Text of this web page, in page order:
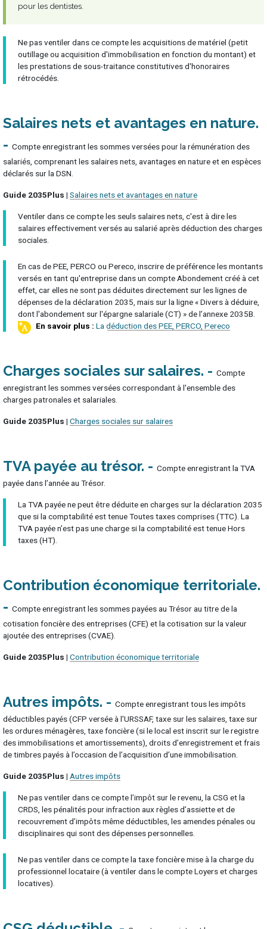
pour les dentistes.
Ne pas ventiler dans ce compte les acquisitions de matériel (petit
outillage ou acquisition d'immobilisation en fonction du montant) et
les prestations de sous-traitance constitutives d'honoraires
rétrocédés.
Salaires nets et avantages en nature
Compte enregistrant les sommes versées pour la rémunération des
salariés, comprenant les salaires nets, avantages en nature et en espèces
déclarés sur la DSN.
Guide 2035Plus | Salaires nets et avantages en nature
Ventiler dans ce compte les seuls salaires nets, c'est à dire les
salaires effectivement versés au salarié après déduction des charges
sociales.
En cas de PEE, PERCO ou Pereco, inscrire de préférence les montants
versés en tant qu'entreprise dans un compte Abondement créé à cet
effet, car elles ne sont pas déduites directement sur les lignes de
dépenses de la déclaration 2035, mais sur la ligne « Divers à déduire,
dont l'abondement sur l'épargne salariale (CT) » de l’annexe 2035B.
La déduction des PEE, PERCO, Pereco
Charges sociales sur salaires
Compte
enregistrant les sommes versées correspondant à l'ensemble des
charges patronales et salariales.
Guide 2035Plus | Charges sociales sur salaires
TVA payée au trésor
Compte enregistrant la TVA
payée dans l’année au Trésor.
La TVA payée ne peut être déduite en charges sur la déclaration 2035
que si la comptabilité est tenue Toutes taxes comprises (TTC). La
TVA payée n’est pas une charge si la comptabilité est tenue Hors
taxes (HT).
Contribution économique territoriale
Compte enregistrant les sommes payées au Trésor au titre de la
cotisation foncière des entreprises (CFE) et la cotisation sur la valeur
ajoutée des entreprises (CVAE).
Guide 2035Plus | Contribution économique territoriale
Autres impôts
Compte enregistrant tous les impôts
déductibles payés (CFP versée à l'URSSAF, taxe sur les salaires, taxe sur
les ordures ménagères, taxe foncière (si le local est inscrit sur le registre
des immobilisations et amortissements), droits d’enregistrement et frais
de timbres payés à l’occasion de l’acquisition d’une immobilisation.
Guide 2035Plus | Autres impôts
Ne pas ventiler dans ce compte l’impôt sur le revenu, la CSG et la
CRDS, les pénalités pour infraction aux règles d’assiette et de
recouvrement d’impôts même déductibles, les amendes pénales ou
disciplinaires qui sont des dépenses personnelles.
Ne pas ventiler dans ce compte la taxe foncière mise à la charge du
professionnel locataire (à ventiler dans le compte Loyers et charges
locatives).